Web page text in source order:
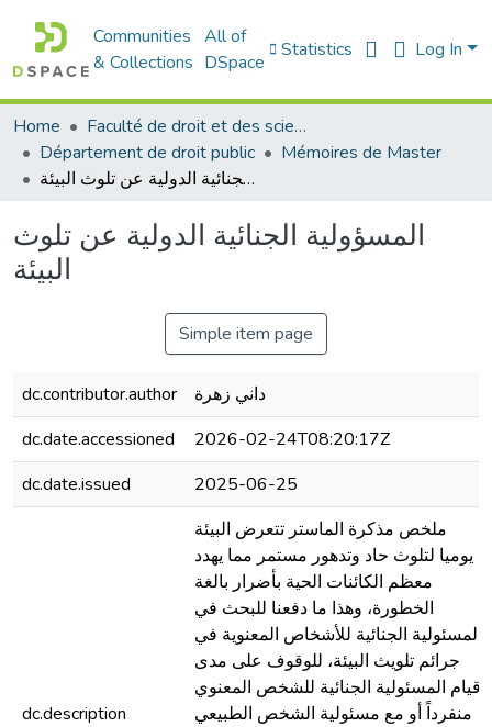
Communities
& Collections
All of
DSpace
Statistics Log In
Home
Faculté de droit et des sciences politiques
Département de droit public
Mémoires de Master
المسؤولية الجنائية الدولية عن تلوث البيئة
المسؤولية الجنائية الدولية عن تلوث
البيئة
Simple item page
dc.contributor.author
داني زهرة
dc.date.accessioned
2026-02-24T08:20:17Z
dc.date.issued
2025-06-25
dc.description
ملخص مذكرة الماستر تتعرض البيئة
يوميا لتلوث حاد وتدهور مستمر مما يهدد
معظم الكائنات الحية بأضرار بالغة
الخطورة، وهذا ما دفعنا للبحث في
المسئولية الجنائية للأشخاص المعنوية في
جرائم تلويث البيئة، للوقوف على مدى
قيام المسئولية الجنائية للشخص المعنوي
منفرداً أو مع مسئولية الشخص الطبيعي